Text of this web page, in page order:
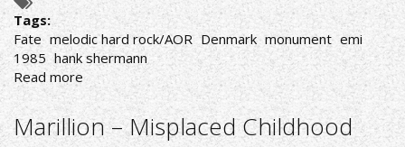
Tags:
Fate melodic hard rock/AOR Denmark monument emi
1985 hank shermann
Read moreabout
Fate-
Fate
Marillion – Misplaced Childhood